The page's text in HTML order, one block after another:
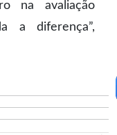
na avaliação
a diferença”,